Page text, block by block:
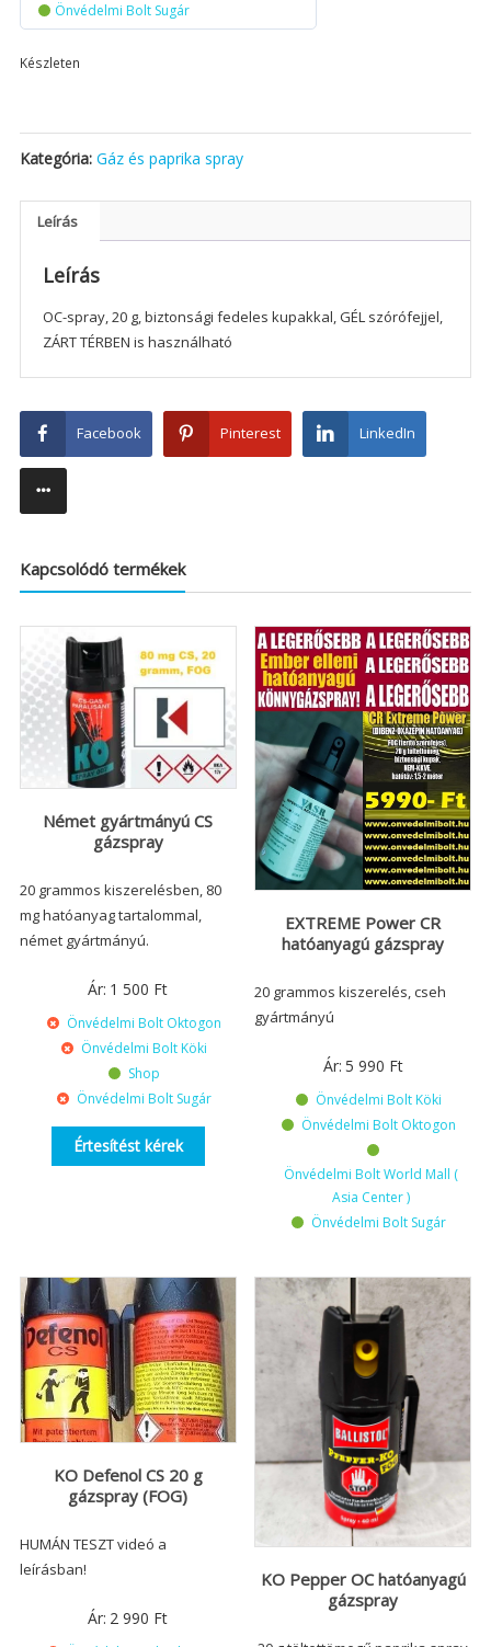
Önvédelmi Bolt Sugár
Készleten
Kategória: Gáz és paprika spray
Leírás
Leírás
OC-spray, 20 g, biztonsági fedeles kupakkal, GÉL szórófejjel,
ZÁRT TÉRBEN is használható
Facebook Pinterest LinkedIn
Kapcsolódó termékek
Német gyártmányú CS
gázspray
20 grammos kiszerelésben, 80
mg hatóanyag tartalommal,
német gyártmányú.
Ár: 1 500 Ft
Önvédelmi Bolt Oktogon
Önvédelmi Bolt Köki
Shop
Önvédelmi Bolt Sugár
Értesítést kérek
EXTREME Power CR
hatóanyagú gázspray
20 grammos kiszerelés, cseh
gyártmányú
Ár: 5 990 Ft
Önvédelmi Bolt Köki
Önvédelmi Bolt Oktogon
Önvédelmi Bolt World Mall (
Asia Center )
Önvédelmi Bolt Sugár
KO Defenol CS 20 g
gázspray (FOG)
HUMÁN TESZT videó a
leírásban!
Ár: 2 990 Ft
KO Pepper OC hatóanyagú
gázspray